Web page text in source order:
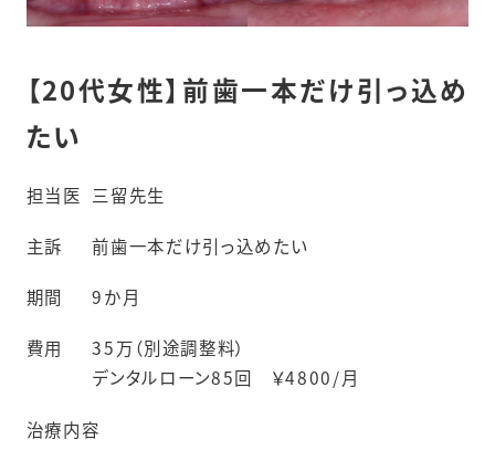
【20代女性】前歯一本だけ引っ込め
たい
担当医 三留先生
主訴 前歯一本だけ引っ込めたい
期間 9か月
費用
35万（別途調整料）
デンタルローン85回 ￥4800/月
治療内容